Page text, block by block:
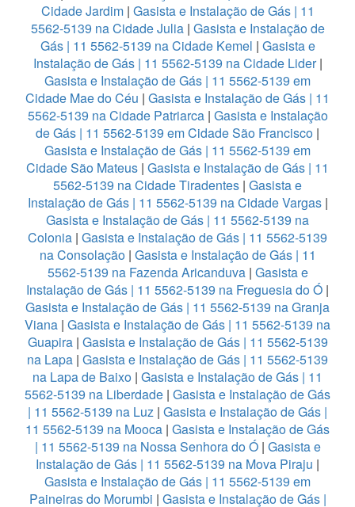
Cidade Jardim| Gasista e Instalação de Gás | 11
5562-5139 na Cidade Julia | Gasista e Instalação de
Gás | 11 5562-5139 na Cidade Kemel | Gasista e
Instalação de Gás | 11 5562-5139 na Cidade Lider|
Gasista e Instalação de Gás | 11 5562-5139 em
Cidade Mae do Céu | Gasista e Instalação de Gás | 11
5562-5139 na Cidade Patriarca| Gasista e Instalação
de Gás | 11 5562-5139 em Cidade São Francisco |
Gasista e Instalação de Gás | 11 5562-5139 em
Cidade São Mateus | Gasista e Instalação de Gás | 11
5562-5139 na Cidade Tiradentes | Gasista e
Instalação de Gás | 11 5562-5139 na Cidade Vargas |
Gasista e Instalação de Gás | 11 5562-5139 na
Colonia | Gasista e Instalação de Gás | 11 5562-5139
na Consolação | Gasista e Instalação de Gás | 11
5562-5139 na Fazenda Aricanduva| Gasista e
Instalação de Gás | 11 5562-5139 na Freguesia do Ó |
Gasista e Instalação de Gás | 11 5562-5139 na Granja
Viana | Gasista e Instalação de Gás | 11 5562-5139 na
Guapira| Gasista e Instalação de Gás | 11 5562-5139
na Lapa | Gasista e Instalação de Gás | 11 5562-5139
na Lapa de Baixo | Gasista e Instalação de Gás | 11
5562-5139 na Liberdade | Gasista e Instalação de Gás
| 11 5562-5139 na Luz | Gasista e Instalação de Gás |
11 5562-5139 na Mooca | Gasista e Instalação de Gás
| 11 5562-5139 na Nossa Senhora do Ó| Gasista e
Instalação de Gás | 11 5562-5139 na Mova Piraju |
Gasista e Instalação de Gás | 11 5562-5139 em
Paineiras do Morumbi | Gasista e Instalação de Gás |